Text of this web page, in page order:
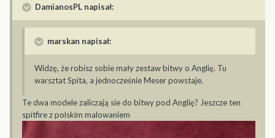
DamianosPL napisał:
marskan napisał:
Widzę, że robisz sobie mały zestaw bitwy o Anglię. Tu
warsztat Spita, a jednocześnie Meser powstaje.
Te dwa modele zaliczają sie do bitwy pod Anglię? Jeszcze ten
spitfire z polskim malowaniem